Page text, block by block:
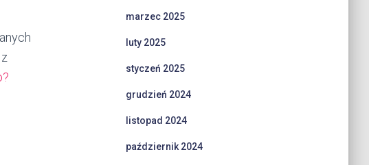
marzec 2025
luty 2025
styczeń 2025
grudzień 2024
listopad 2024
październik 2024